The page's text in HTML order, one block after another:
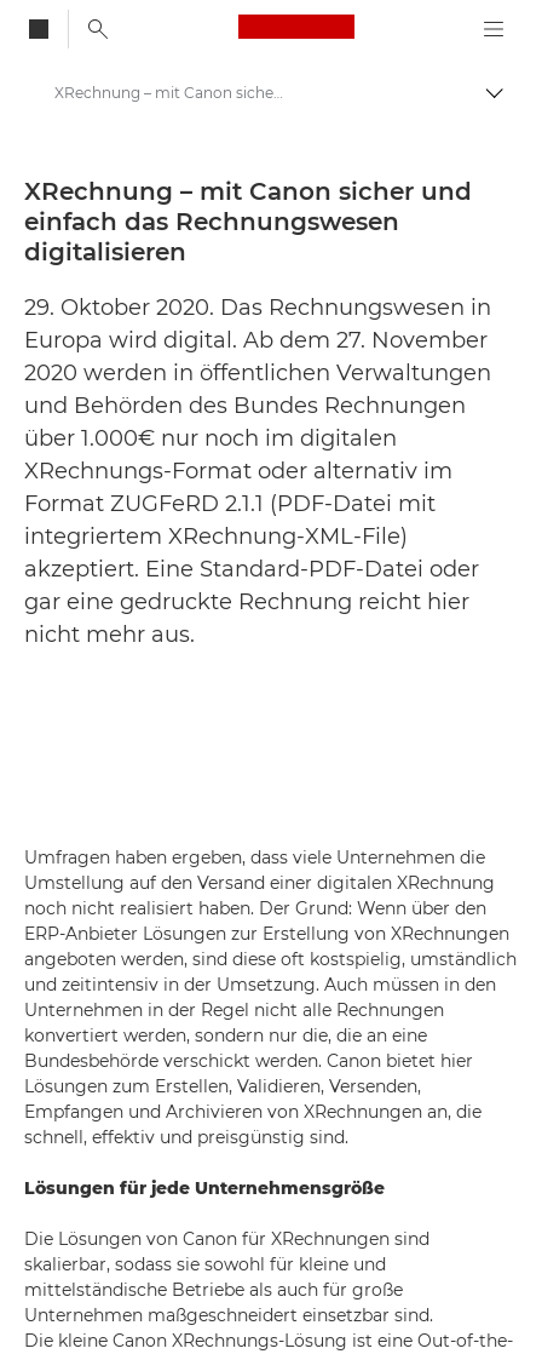
Canon Logo, back
Auf
Newsroom
Pressemitteilungen – Newsroom
XRechnung – mit Canon sicher und einfach das Rechnungswesen digitalisieren - Canon Presse Center
XRechnung – mit Canon sicher und
einfach das Rechnungswesen
digitalisieren
29. Oktober 2020. Das Rechnungswesen in
Europa wird digital. Ab dem 27. November
2020 werden in öffentlichen Verwaltungen
und Behörden des Bundes Rechnungen
über 1.000€ nur noch im digitalen
XRechnungs-Format oder alternativ im
Format ZUGFeRD 2.1.1 (PDF-Datei mit
integriertem XRechnung-XML-File)
akzeptiert. Eine Standard-PDF-Datei oder
gar eine gedruckte Rechnung reicht hier
nicht mehr aus.
Umfragen haben ergeben, dass viele Unternehmen die
Umstellung auf den Versand einer digitalen XRechnung
noch nicht realisiert haben. Der Grund: Wenn über den
ERP-Anbieter Lösungen zur Erstellung von XRechnungen
angeboten werden, sind diese oft kostspielig, umständlich
und zeitintensiv in der Umsetzung. Auch müssen in den
Unternehmen in der Regel nicht alle Rechnungen
konvertiert werden, sondern nur die, die an eine
Bundesbehörde verschickt werden. Canon bietet hier
Lösungen zum Erstellen, Validieren, Versenden,
Empfangen und Archivieren von XRechnungen an, die
schnell, effektiv und preisgünstig sind.
Lösungen für jede Unternehmensgröße
Die Lösungen von Canon für XRechnungen sind
skalierbar, sodass sie sowohl für kleine und
mittelständische Betriebe als auch für große
Unternehmen maßgeschneidert einsetzbar sind.
Die kleine Canon XRechnungs-Lösung ist eine Out-of-the-